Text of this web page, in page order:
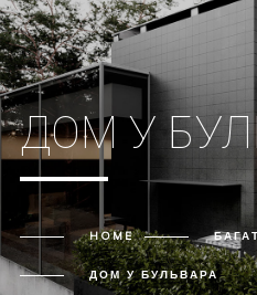
ДОМ У
HOME
ДОМ У БУЛЬВАРА